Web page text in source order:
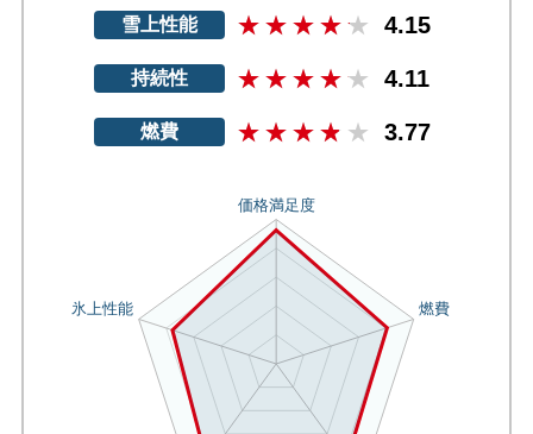
雪上性能 4.15
持続性 4.11
燃費 3.77